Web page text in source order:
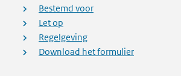
Bestemd voor
Let op
Regelgeving
Download het formulier